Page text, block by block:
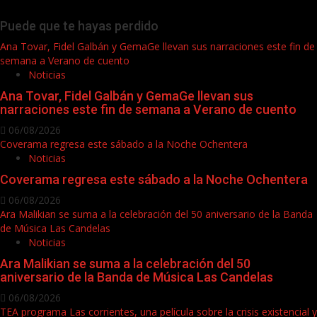
Puede que te hayas perdido
Ana Tovar, Fidel Galbán y GemaGe llevan sus narraciones este fin de
semana a Verano de cuento
Noticias
Ana Tovar, Fidel Galbán y GemaGe llevan sus
narraciones este fin de semana a Verano de cuento
06/08/2026
Coverama regresa este sábado a la Noche Ochentera
Noticias
Coverama regresa este sábado a la Noche Ochentera
06/08/2026
Ara Malikian se suma a la celebración del 50 aniversario de la Banda
de Música Las Candelas
Noticias
Ara Malikian se suma a la celebración del 50
aniversario de la Banda de Música Las Candelas
06/08/2026
TEA programa Las corrientes, una película sobre la crisis existencial y